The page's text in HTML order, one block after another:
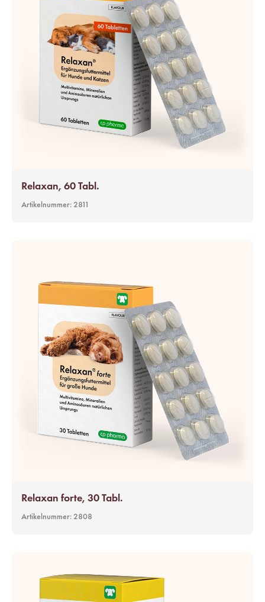
Relaxan, 60 Tabl.
Artikelnummer: 2811
Relaxan forte, 30 Tabl.
Artikelnummer: 2808